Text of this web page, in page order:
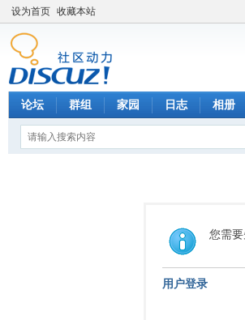
设为首页 收藏本站
论坛 群组 家园 日志 相册
您需
用户登录